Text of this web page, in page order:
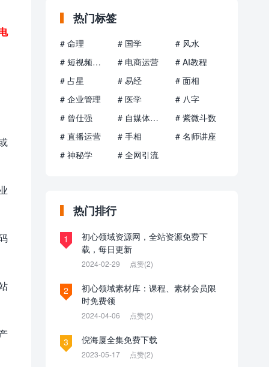
热门标签
# 命理 # 国学
# 风水
# 短视频运营
# 电商运营
# AI教程
# 占星
# 易经
# 面相
# 企业管理
# 医学
# 八字
# 曾仕强
# 自媒体运营
# 紫微斗数
# 直播运营
# 手相
# 名师讲座
# 神秘学
# 全网引流
热门排行
1
初心领域资源网，全站资源免费下
载，每日更新
2024-02-29 点赞(2)
2
初心领域素材库：课程、素材会员限
时免费领
2024-04-06 点赞(2)
3 倪海厦全集免费下载
2023-05-17 点赞(2)